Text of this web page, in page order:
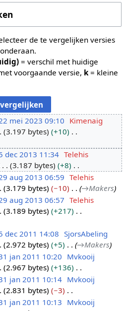
de te vergelijken versies
= verschil met huidige
voorgaande versie, k= kleine
mei 2023 09:10
Kimenaig
3.197 bytes
+10
dec 2013 11:34 Telehis
3.187 bytes
+8
aug 2013 06:59 Telehis
3.179 bytes −10 →Makers
aug 2013 06:57 Telehis
3.189 bytes
+217
dec 2011 14:08 SjorsAbeling
2.972 bytes +5 →Makers
jan 2011 10:20 Mvkooij
2.967 bytes
+136
jan 2011 10:14 Mvkooij
2.831 bytes
−3
jan 2011 10:13 Mvkooij